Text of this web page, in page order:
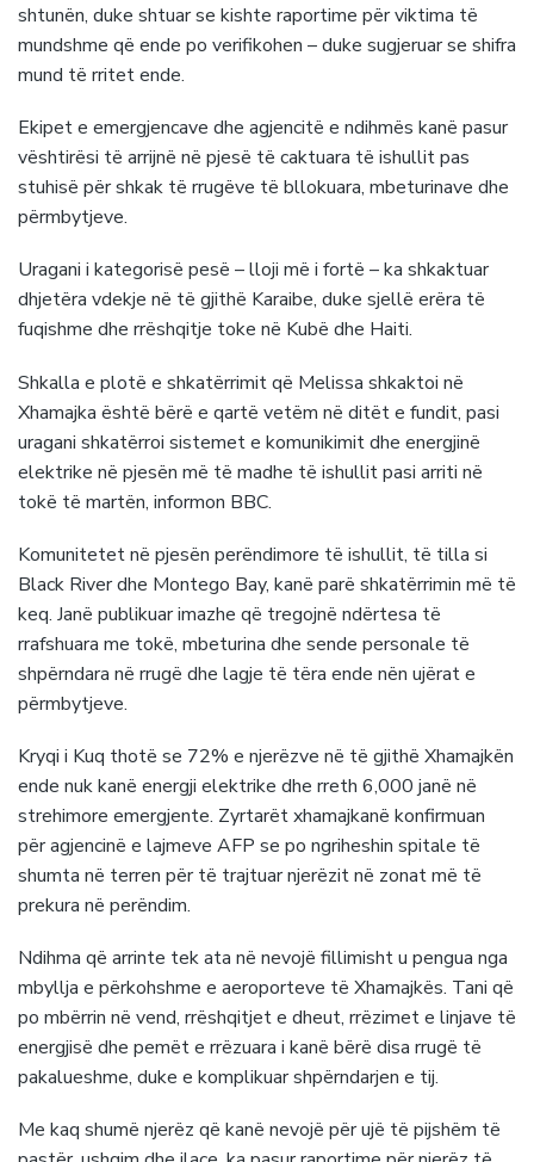
shtunën, duke shtuar se kishte raportime për viktima të
mundshme që ende po verifikohen – duke sugjeruar se shifra
mund të rritet ende.
Ekipet e emergjencave dhe agjencitë e ndihmës kanë pasur
vështirësi të arrijnë në pjesë të caktuara të ishullit pas
stuhisë për shkak të rrugëve të bllokuara, mbeturinave dhe
përmbytjeve.
Uragani i kategorisë pesë – lloji më i fortë – ka shkaktuar
dhjetëra vdekje në të gjithë Karaibe, duke sjellë erëra të
fuqishme dhe rrëshqitje toke në Kubë dhe Haiti.
Shkalla e plotë e shkatërrimit që Melissa shkaktoi në
Xhamajka është bërë e qartë vetëm në ditët e fundit, pasi
uragani shkatërroi sistemet e komunikimit dhe energjinë
elektrike në pjesën më të madhe të ishullit pasi arriti në
tokë të martën, informon BBC.
Komunitetet në pjesën perëndimore të ishullit, të tilla si
Black River dhe Montego Bay, kanë parë shkatërrimin më të
keq. Janë publikuar imazhe që tregojnë ndërtesa të
rrafshuara me tokë, mbeturina dhe sende personale të
shpërndara në rrugë dhe lagje të tëra ende nën ujërat e
përmbytjeve.
Kryqi i Kuq thotë se 72% e njerëzve në të gjithë Xhamajkën
ende nuk kanë energji elektrike dhe rreth 6,000 janë në
strehimore emergjente. Zyrtarët xhamajkanë konfirmuan
për agjencinë e lajmeve AFP se po ngriheshin spitale të
shumta në terren për të trajtuar njerëzit në zonat më të
prekura në perëndim.
Ndihma që arrinte tek ata në nevojë fillimisht u pengua nga
mbyllja e përkohshme e aeroporteve të Xhamajkës. Tani që
po mbërrin në vend, rrëshqitjet e dheut, rrëzimet e linjave të
energjisë dhe pemët e rrëzuara i kanë bërë disa rrugë të
pakalueshme, duke e komplikuar shpërndarjen e tij.
Me kaq shumë njerëz që kanë nevojë për ujë të pijshëm të